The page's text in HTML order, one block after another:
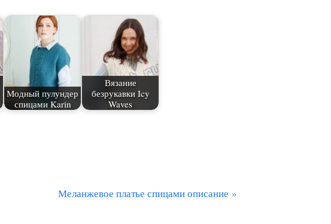
Модный пулундер
спицами Karin
Вязание
безрукавки Icy
Waves
С
Меланжевое платье спицами описание